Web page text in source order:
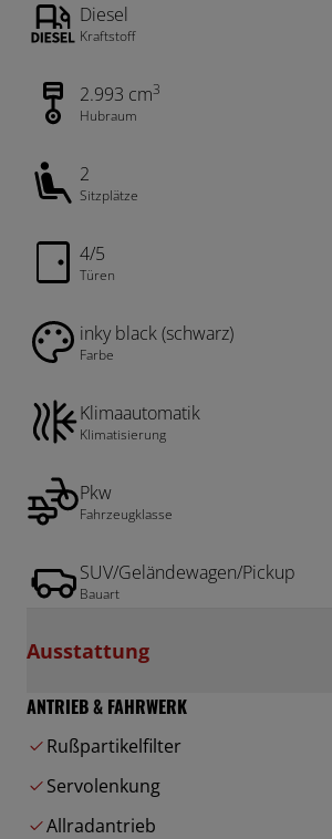
Diesel
Kraftstoff
2.993 cm3
Hubraum
2
Sitzplätze
4/5
Türen
inky black (schwarz)
Farbe
Klimaautomatik
Klimatisierung
Pkw
Fahrzeugklasse
SUV/Geländewagen/Pickup
Bauart
Ausstattung
ANTRIEB & FAHRWERK
Rußpartikelfilter
Servolenkung
Allradantrieb